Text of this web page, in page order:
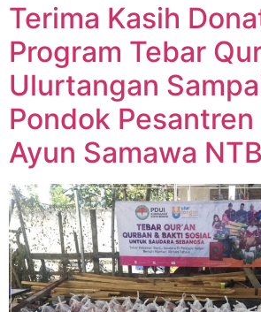
Terima Kasih
Program Tebar
Ulurtangan
Pondok
Ayun Samawa NTB